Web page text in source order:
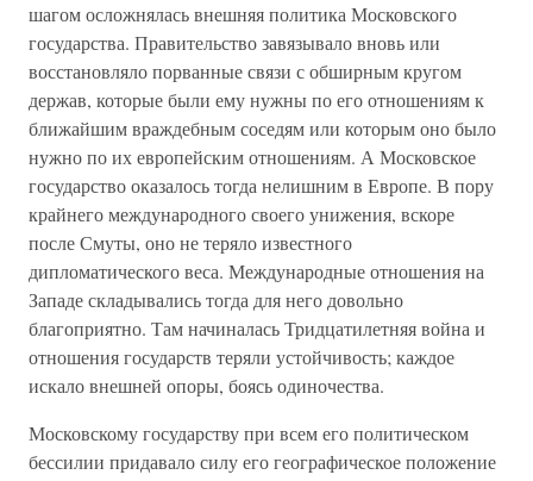
шагом осложнялась внешняя политика Московского
государства. Правительство завязывало вновь или
восстановляло порванные связи с обширным кругом
держав, которые были ему нужны по его отношениям к
ближайшим враждебным соседям или которым оно было
нужно по их европейским отношениям. А Московское
государство оказалось тогда нелишним в Европе. В пору
крайнего международного своего унижения, вскоре
после Смуты, оно не теряло известного
дипломатического веса. Международные отношения на
Западе складывались тогда для него довольно
благоприятно. Там начиналась Тридцатилетняя война и
отношения государств теряли устойчивость; каждое
искало внешней опоры, боясь одиночества.
Московскому государству при всем его политическом
бессилии придавало силу его географическое положение